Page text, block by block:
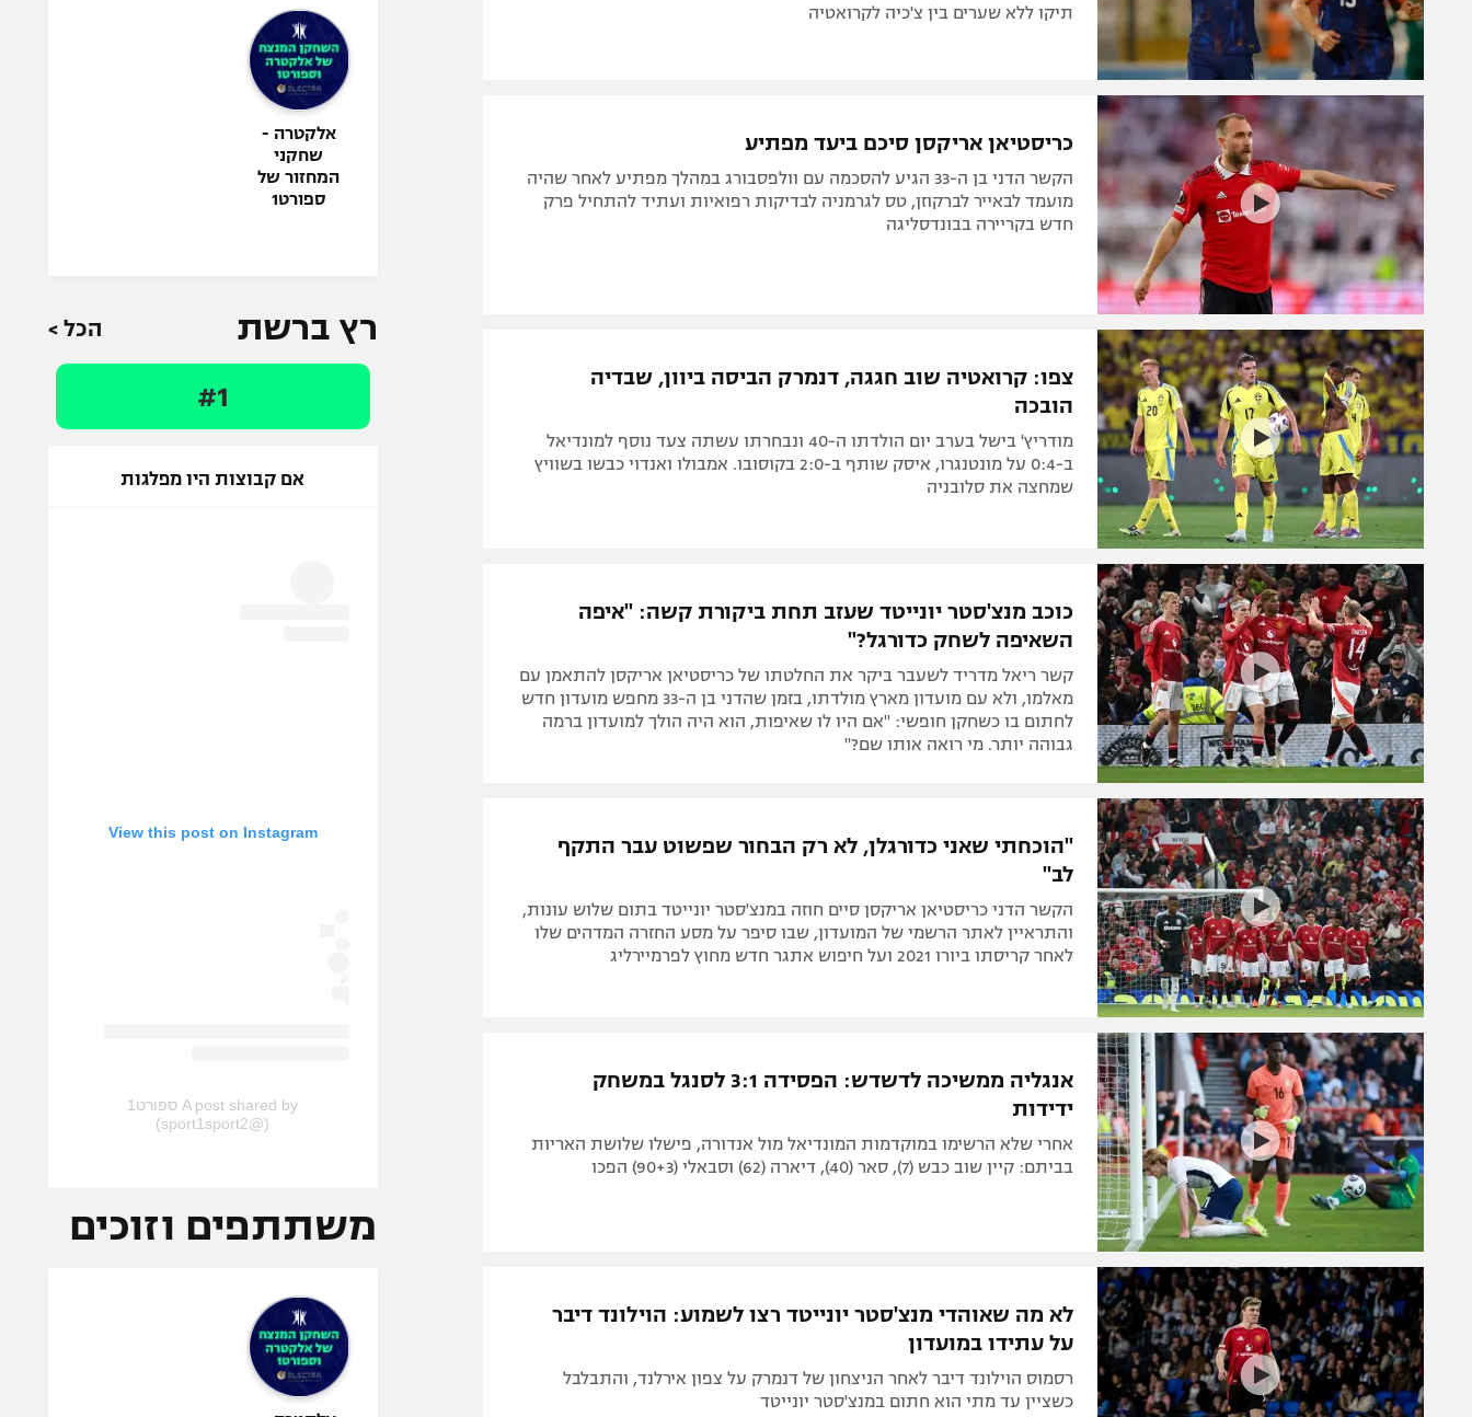
תיקו ללא שערים בין צ'כיה לקרואטיה
כריסטיאן אריקסן סיכם ביעד מפתיע
הקשר הדני בן ה-33 הגיע להסכמה עם וולפסבורג במהלך מפתיע לאחר שהיה
מועמד לבאייר לברקוזן, טס לגרמניה לבדיקות רפואיות ועתיד להתחיל פרק
חדש בקריירה בבונדסליגה
צפו: קרואטיה שוב חגגה, דנמרק הביסה ביוון, שבדיה
הובכה
מודריץ' בישל בערב יום הולדתו ה-40 ונבחרתו עשתה צעד נוסף למונדיאל
ב-0:4 על מונטנגרו, איסק שותף ב-2:0 בקוסובו. אמבולו ואנדוי כבשו בשוויץ
שמחצה את סלובניה
כוכב מנצ'סטר יונייטד שעזב תחת ביקורת קשה: "איפה
השאיפה לשחק כדורגל?"
קשר ריאל מדריד לשעבר ביקר את החלטתו של כריסטיאן אריקסן להתאמן עם
מאלמו, ולא עם מועדון מארץ מולדתו, בזמן שהדני בן ה-33 מחפש מועדון חדש
לחתום בו כשחקן חופשי: "אם היו לו שאיפות, הוא היה הולך למועדון ברמה
גבוהה יותר. מי רואה אותו שם?"
"הוכחתי שאני כדורגלן, לא רק הבחור שפשוט עבר התקף
לב"
הקשר הדני כריסטיאן אריקסן סיים חוזה במנצ'סטר יונייטד בתום שלוש עונות,
והתראיין לאתר הרשמי של המועדון, שבו סיפר על מסע החזרה המדהים שלו
לאחר קריסתו ביורו 2021 ועל חיפוש אתגר חדש מחוץ לפרמיירליג
אנגליה ממשיכה לדשדש: הפסידה 3:1 לסנגל במשחק
ידידות
אחרי שלא הרשימו במוקדמות המונדיאל מול אנדורה, פישלו שלושת האריות
בביתם: קיין שוב כבש (7), סאר (40), דיארה (62) וסבאלי (90+3) הפכו
לא מה שאוהדי מנצ'סטר יונייטד רצו לשמוע: הוילונד דיבר
על עתידו במועדון
רסמוס הוילונד דיבר לאחר הניצחון של דנמרק על צפון אירלנד, והתבלבל
כשציין עד מתי הוא חתום במנצ'סטר יונייטד
אלקטרה -
שחקני
המחזור של
ספורט1
רץ ברשת הכל >
#1
אם קבוצות היו מפלגות
View this post on Instagram
A post shared by ספורט1
(@sport1sport2)
משתתפים וזוכים